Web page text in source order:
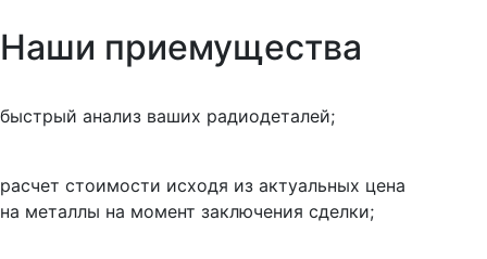
Наши приемущества
быстрый анализ ваших радиодеталей;
расчет стоимости исходя из актуальных цена
на металлы на момент заключения сделки;